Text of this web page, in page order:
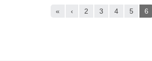
« ‹ 2 3 4 5 6